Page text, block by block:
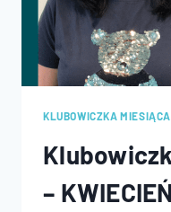
KLUBOWICZKA
–